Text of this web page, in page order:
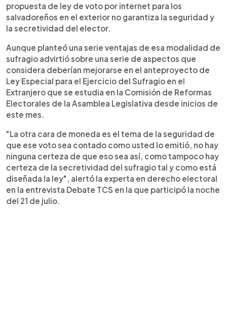
propuesta de ley de voto por internet para los
salvadoreños en el exterior no garantiza la seguridad y
la secretividad del elector.
Aunque planteó una serie ventajas de esa modalidad de
sufragio advirtió sobre una serie de aspectos que
considera deberían mejorarse en el anteproyecto de
Ley Especial para el Ejercicio del Sufragio en el
Extranjero que se estudia en la Comisión de Reformas
Electorales de la Asamblea Legislativa desde inicios de
este mes.
"La otra cara de moneda es el tema de la seguridad de
que ese voto sea contado como usted lo emitió, no hay
ninguna certeza de que eso sea así, como tampoco hay
certeza de la secretividad del sufragio tal y como está
diseñada la ley", alertó la experta en derecho electoral
en la entrevista Debate TCS en la que participó la noche
del 21 de julio.